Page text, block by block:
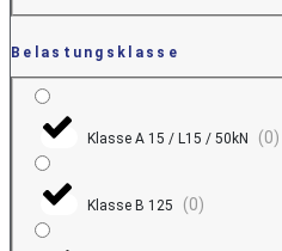
Belastungsklasse
Klasse A 15 / L15 / 50kN (0)
Klasse B 125 (0)